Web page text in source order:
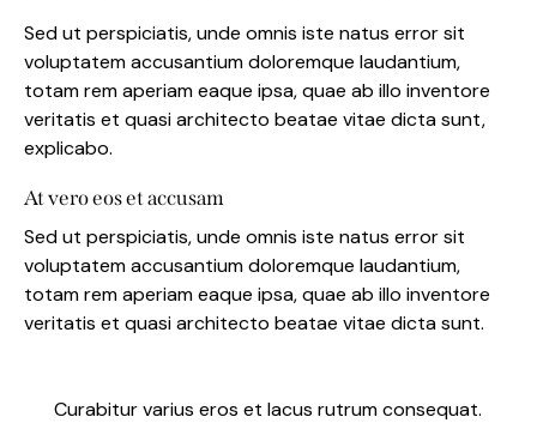
Sed ut perspiciatis, unde omnis iste natus error sit
voluptatem accusantium doloremque laudantium,
totam rem aperiam eaque ipsa, quae ab illo inventore
veritatis et quasi architecto beatae vitae dicta sunt,
explicabo.
At vero eos et accusam
Sed ut perspiciatis, unde omnis iste natus error sit
voluptatem accusantium doloremque laudantium,
totam rem aperiam eaque ipsa, quae ab illo inventore
veritatis et quasi architecto beatae vitae dicta sunt.
Curabitur varius eros et lacus rutrum consequat.